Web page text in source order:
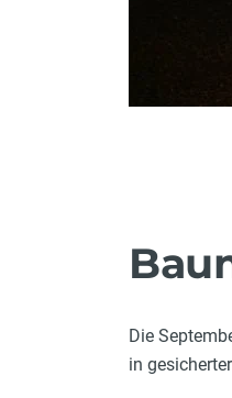
Die
in